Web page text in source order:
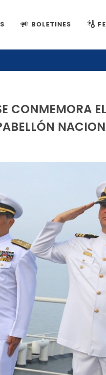
BOLETINES
CONMEMORA